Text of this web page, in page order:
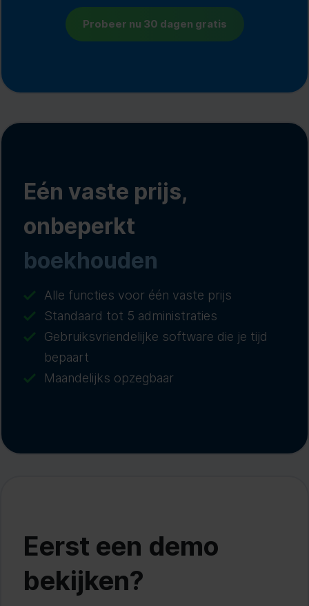
Probeer nu 30 dagen gratis
Eén vaste prijs,
onbeperkt
boekhouden
Alle functies voor één vaste prijs
Standaard tot 5 administraties
Gebruiksvriendelijke software die je tijd
bepaart
Maandelijks opzegbaar
Eerst een demo
bekijken?